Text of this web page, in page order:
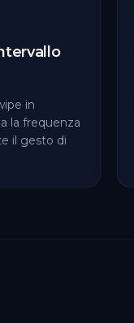
in
la frequenza
il gesto di